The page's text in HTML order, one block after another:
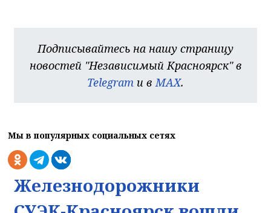
Подписывайтесь на нашу страницу
новостей "Независимый Красноярск" в
Telegram и в MAX.
Мы в популярных социальных сетях
Железнодорожники